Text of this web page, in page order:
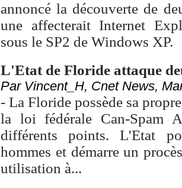
annoncé la découverte de
une affecterait Internet
sous le SP2 de Windows XP.
L'Etat de Floride attaque
Par Vincent_H, Cnet News,
- La Floride possède sa
la loi fédérale Can-Spam
différents points. L'Etat
hommes et démarre un
utilisation à...